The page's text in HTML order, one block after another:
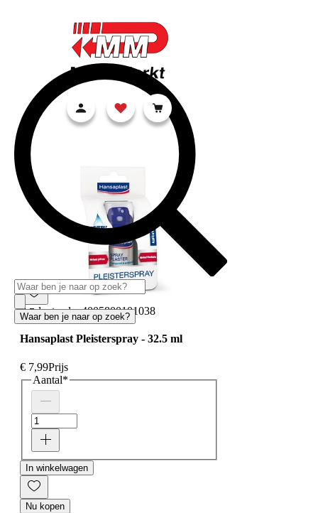
Productcode: 4005800101038
Hansaplast Pleisterspray - 32.5 ml
€ 7,99Prijs
Aantal*
In winkelwagen
Nu kopen